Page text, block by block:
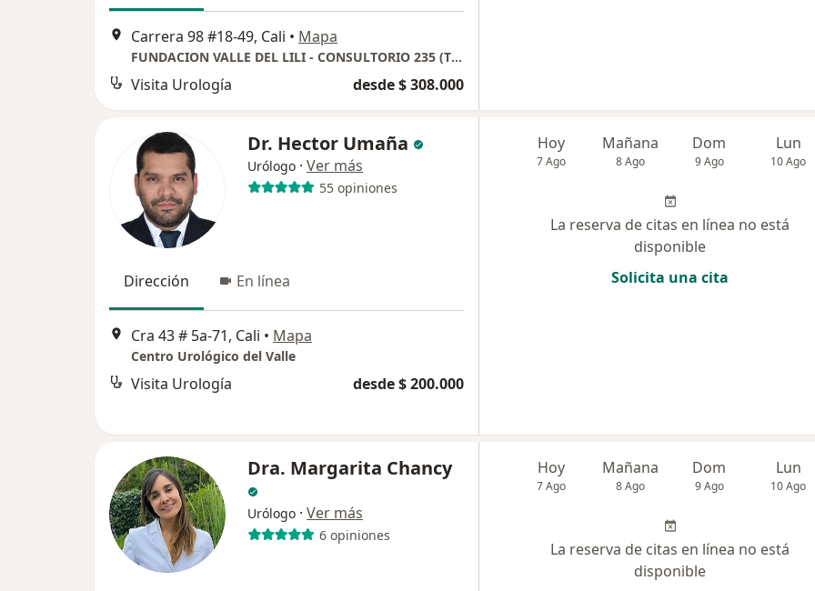
Carrera 98 #18-49, Cali • Mapa
FUNDACION VALLE DEL LILI - CONSULTORIO 235 (TORRE 1)
Visita Urología desde $ 308.000
Dr. Hector Umaña
Urólogo · Ver más
55 opiniones
Dirección En línea
Cra 43 # 5a-71, Cali • Mapa
Centro Urológico del Valle
Visita Urología desde $ 200.000
Hoy
7 Ago
Mañana
8 Ago
Dom
9 Ago
Lun
10 Ago
La reserva de citas en línea no está
disponible
Solicita una cita
Dra. Margarita Chancy
Urólogo · Ver más
6 opiniones
Hoy
7 Ago
Mañana
8 Ago
Dom
9 Ago
Lun
10 Ago
La reserva de citas en línea no está
disponible